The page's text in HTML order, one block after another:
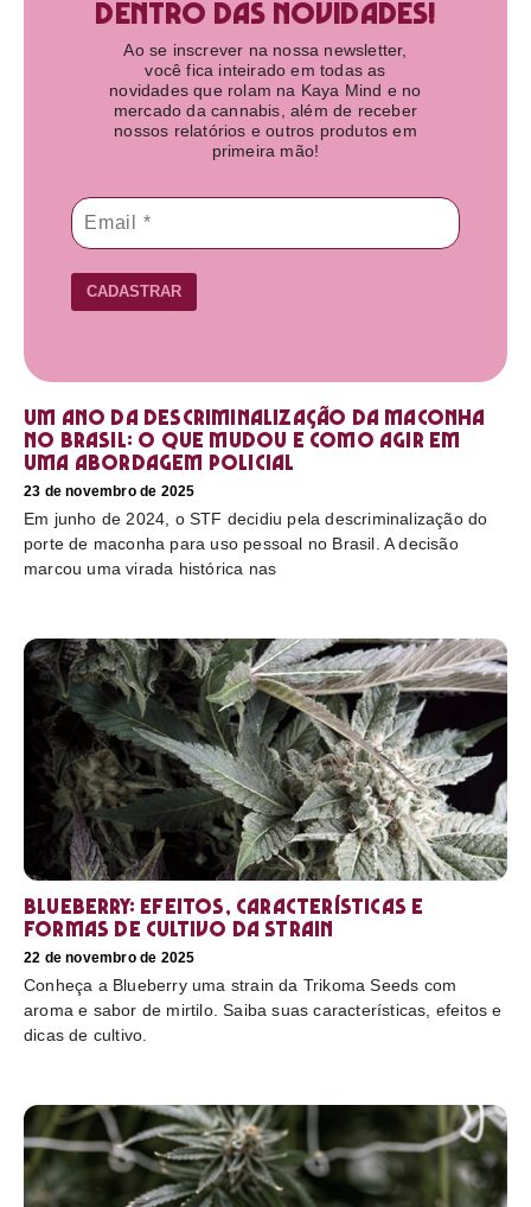
dentro das novidades!​
Ao se inscrever na nossa newsletter,
você fica inteirado em todas as
novidades que rolam na Kaya Mind e no
mercado da cannabis, além de receber
nossos relatórios e outros produtos em
primeira mão!
CADASTRAR
Um ano da descriminalização da maconha
no Brasil: o que mudou e como agir em
uma abordagem policial
23 de novembro de 2025
Em junho de 2024, o STF decidiu pela descriminalização do
porte de maconha para uso pessoal no Brasil. A decisão
marcou uma virada histórica nas
Blueberry: efeitos, características e
formas de cultivo da strain
22 de novembro de 2025
Conheça a Blueberry uma strain da Trikoma Seeds com
aroma e sabor de mirtilo. Saiba suas características, efeitos e
dicas de cultivo.